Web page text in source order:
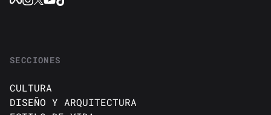
SECCIONES
CULTURA
DISEÑO Y ARQUITECTURA